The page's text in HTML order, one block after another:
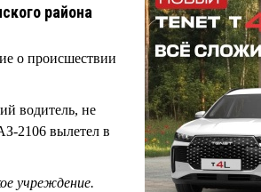
района
о происшествии
водитель, не
2106 вылетел в
учреждение.